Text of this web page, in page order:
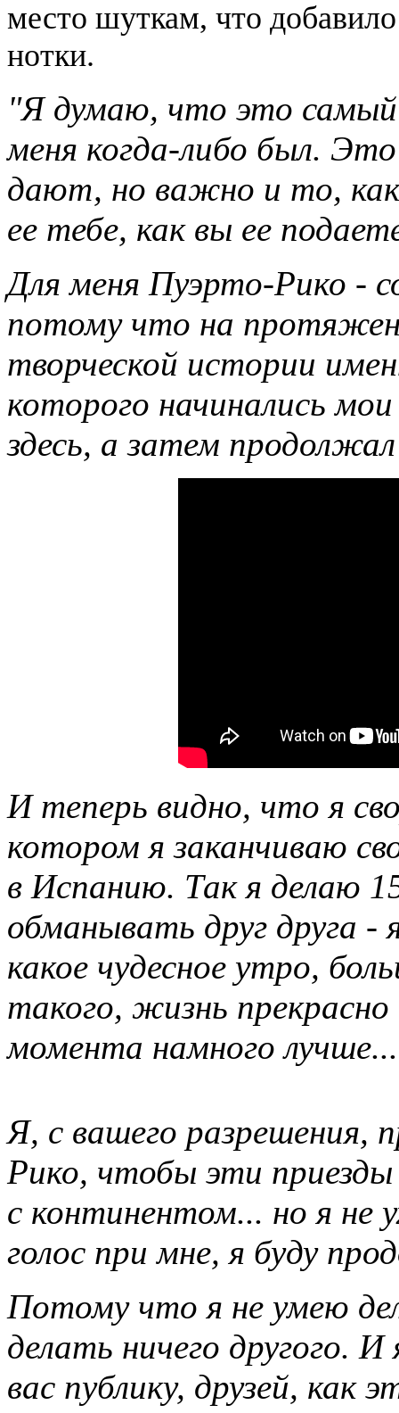
место шуткам, что
нотки.
"Я думаю, что это
меня когда-либо был.
дают, но важно и то,
ее тебе, как вы ее
Для меня Пуэрто-Рико -
потому что на
творческой истории
которого начинались
здесь, а затем
И теперь видно, что я
котором я заканчиваю
в Испанию. Так я делаю
обманывать друг друга
какое чудесное утро,
такого, жизнь
момента намного лучше...
Я, с вашего разрешения,
Рико, чтобы эти
с континентом... но я не
голос при мне, я буду
Потому что я не умею
делать ничего другого.
вас публику, друзей, как